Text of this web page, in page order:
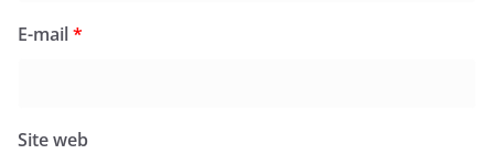
E-mail*
Site web